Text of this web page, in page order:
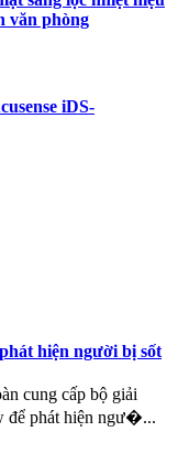
văn phòng
iDS-
hiện người bị sốt
cung cấp bộ giải
để phát hiện ngư�...